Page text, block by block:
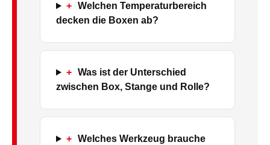
+ Welchen Temperaturbereich
decken die Boxen ab?
+ Was ist der Unterschied
zwischen Box, Stange und Rolle?
+ Welches Werkzeug brauche